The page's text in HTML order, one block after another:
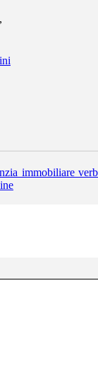
immobiliare